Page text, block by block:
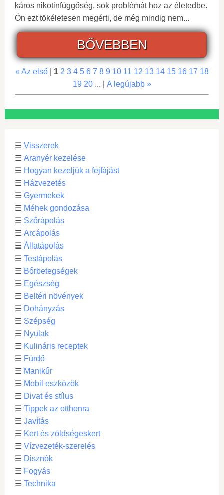
káros nikotinfüggőség, sok problémát hoz az életedbe.
Ön ezt tökéletesen megérti, de még mindig nem...
BŐVEBBEN
« Az első| 1 2 3 4 5 6 7 8 9 10 11 12 13 14 15 16 17 18
19 20... | A legújabb »
☰ Visszerek
☰ Aranyér kezelése
☰ Hogyan kezeljük a fejfájást
☰ Házvezetés
☰ Gyermekek
☰ Méhek gondozása
☰ Szőrápolás
☰ Arcápolás
☰ Állatápolás
☰ Testápolás
☰ Bőrbetegségek
☰ Egészség
☰ Beltéri növények
☰ Dohányzás
☰ Szépség
☰ Nyulak
☰ Kulináris receptek
☰ Fürdő
☰ Manikűr
☰ Mobil eszközök
☰ Divat és stílus
☰ Tippek az otthonra
☰ Javítás
☰ Kert és zöldségeskert
☰ Vízvezeték-szerelés
☰ Disznók
☰ Fogyás
☰ Technika